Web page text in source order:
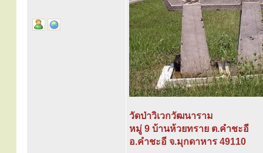
วัดป่าวิเวกวัฒนาราม
หมู่ 9 บ้านห้วยทราย ต.คำชะอี
อ.คำชะอี จ.มุกดาหาร 49110